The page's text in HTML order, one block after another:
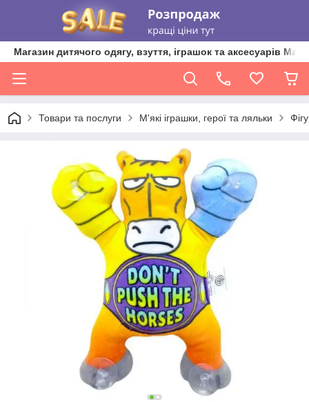
Магазин дитячого одягу, взуття, іграшок та аксесуарів
Товари та послуги М'які іграшки, герої та ляльки